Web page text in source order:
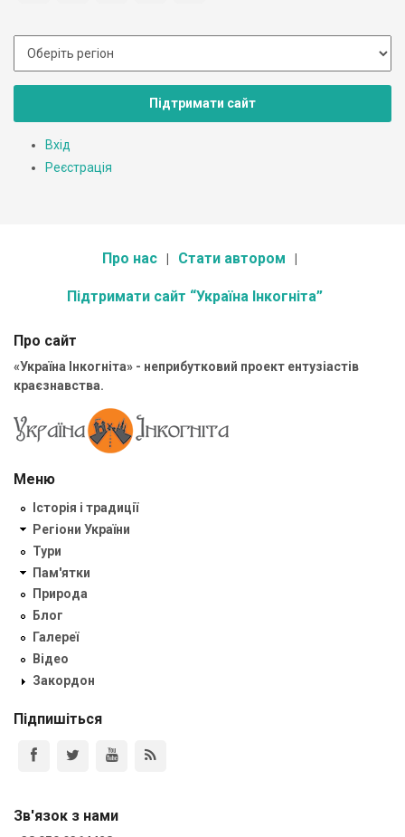
Підтримати сайт
Вхід
Реєстрація
Про нас Стати автором
Підтримати сайт “Україна Інкогніта”
Про сайт
«Україна Інкогніта» - неприбутковий проект ентузіастів
краєзнавства.
Меню
Історія і традиції
Регіони України
Тури
Пам'ятки
Природа
Блог
Галереї
Відео
Закордон
Підпишіться
Зв'язок з нами